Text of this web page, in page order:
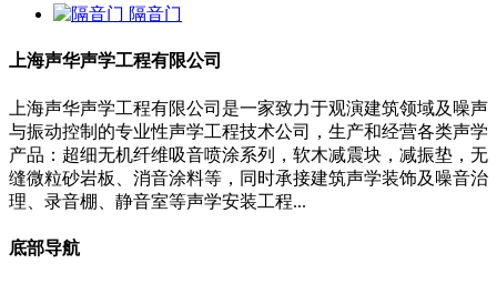
隔音门
上海声华声学工程有限公司
上海声华声学工程有限公司是一家致力于观演建筑领域及噪声
与振动控制的专业性声学工程技术公司，生产和经营各类声学
产品：超细无机纤维吸音喷涂系列，软木减震块，减振垫，无
缝微粒砂岩板、消音涂料等，同时承接建筑声学装饰及噪音治
理、录音棚、静音室等声学安装工程...
底部导航